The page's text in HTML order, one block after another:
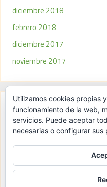
diciembre 2018
febrero 2018
diciembre 2017
noviembre 2017
Meta
Acceder
Utilizamos cookies propias
funcionamiento de la web,
servicios. Puede aceptar
necesarias o configurar sus